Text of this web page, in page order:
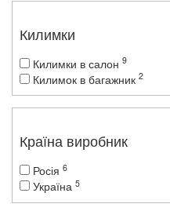
Килимки
Килимки в салон 9
Килимок в багажник 2
Країна виробник
Росія 6
Україна 5